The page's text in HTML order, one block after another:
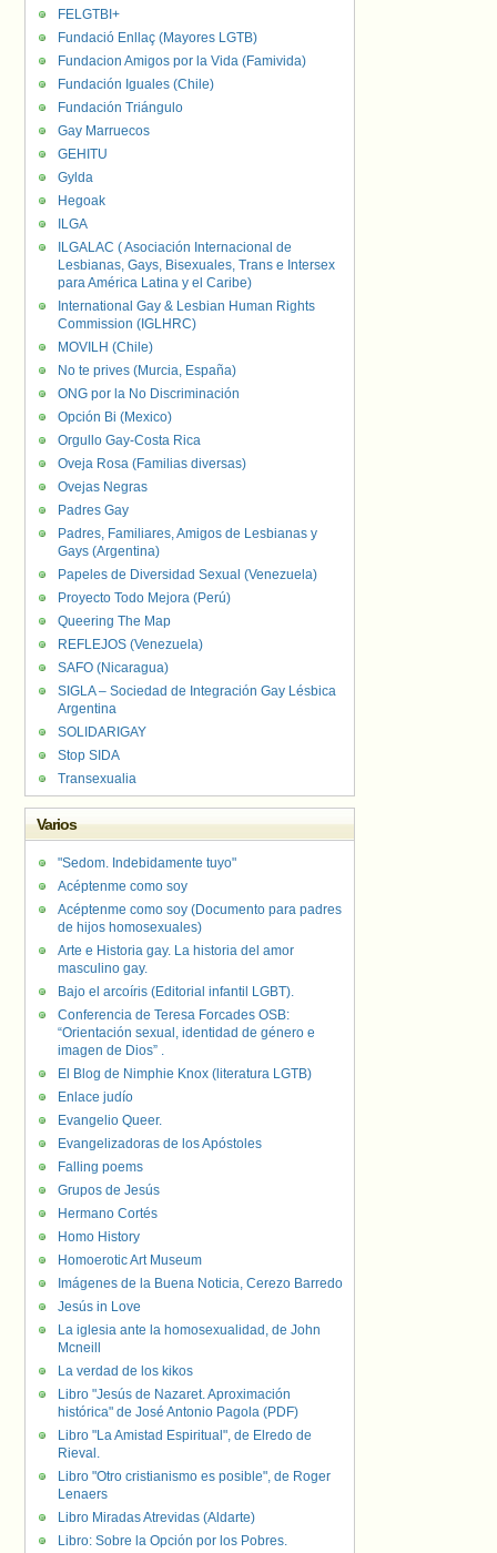
FELGTBI+
Fundació Enllaç (Mayores LGTB)
Fundacion Amigos por la Vida (Famivida)
Fundación Iguales (Chile)
Fundación Triángulo
Gay Marruecos
GEHITU
Gylda
Hegoak
ILGA
ILGALAC ( Asociación Internacional de
Lesbianas, Gays, Bisexuales, Trans e Intersex
para América Latina y el Caribe)
International Gay & Lesbian Human Rights
Commission (IGLHRC)
MOVILH (Chile)
No te prives (Murcia, España)
ONG por la No Discriminación
Opción Bi (Mexico)
Orgullo Gay-Costa Rica
Oveja Rosa (Familias diversas)
Ovejas Negras
Padres Gay
Padres, Familiares, Amigos de Lesbianas y
Gays (Argentina)
Papeles de Diversidad Sexual (Venezuela)
Proyecto Todo Mejora (Perú)
Queering The Map
REFLEJOS (Venezuela)
SAFO (Nicaragua)
SIGLA – Sociedad de Integración Gay Lésbica
Argentina
SOLIDARIGAY
Stop SIDA
Transexualia
Varios
"Sedom. Indebidamente tuyo"
Acéptenme como soy
Acéptenme como soy (Documento para padres
de hijos homosexuales)
Arte e Historia gay. La historia del amor
masculino gay.
Bajo el arcoíris (Editorial infantil LGBT).
Conferencia de Teresa Forcades OSB:
“Orientación sexual, identidad de género e
imagen de Dios” .
El Blog de Nimphie Knox (literatura LGTB)
Enlace judío
Evangelio Queer.
Evangelizadoras de los Apóstoles
Falling poems
Grupos de Jesús
Hermano Cortés
Homo History
Homoerotic Art Museum
Imágenes de la Buena Noticia, Cerezo Barredo
Jesús in Love
La iglesia ante la homosexualidad, de John
Mcneill
La verdad de los kikos
Libro "Jesús de Nazaret. Aproximación
histórica" de José Antonio Pagola (PDF)
Libro "La Amistad Espiritual", de Elredo de
Rieval.
Libro "Otro cristianismo es posible", de Roger
Lenaers
Libro Miradas Atrevidas (Aldarte)
Libro: Sobre la Opción por los Pobres.